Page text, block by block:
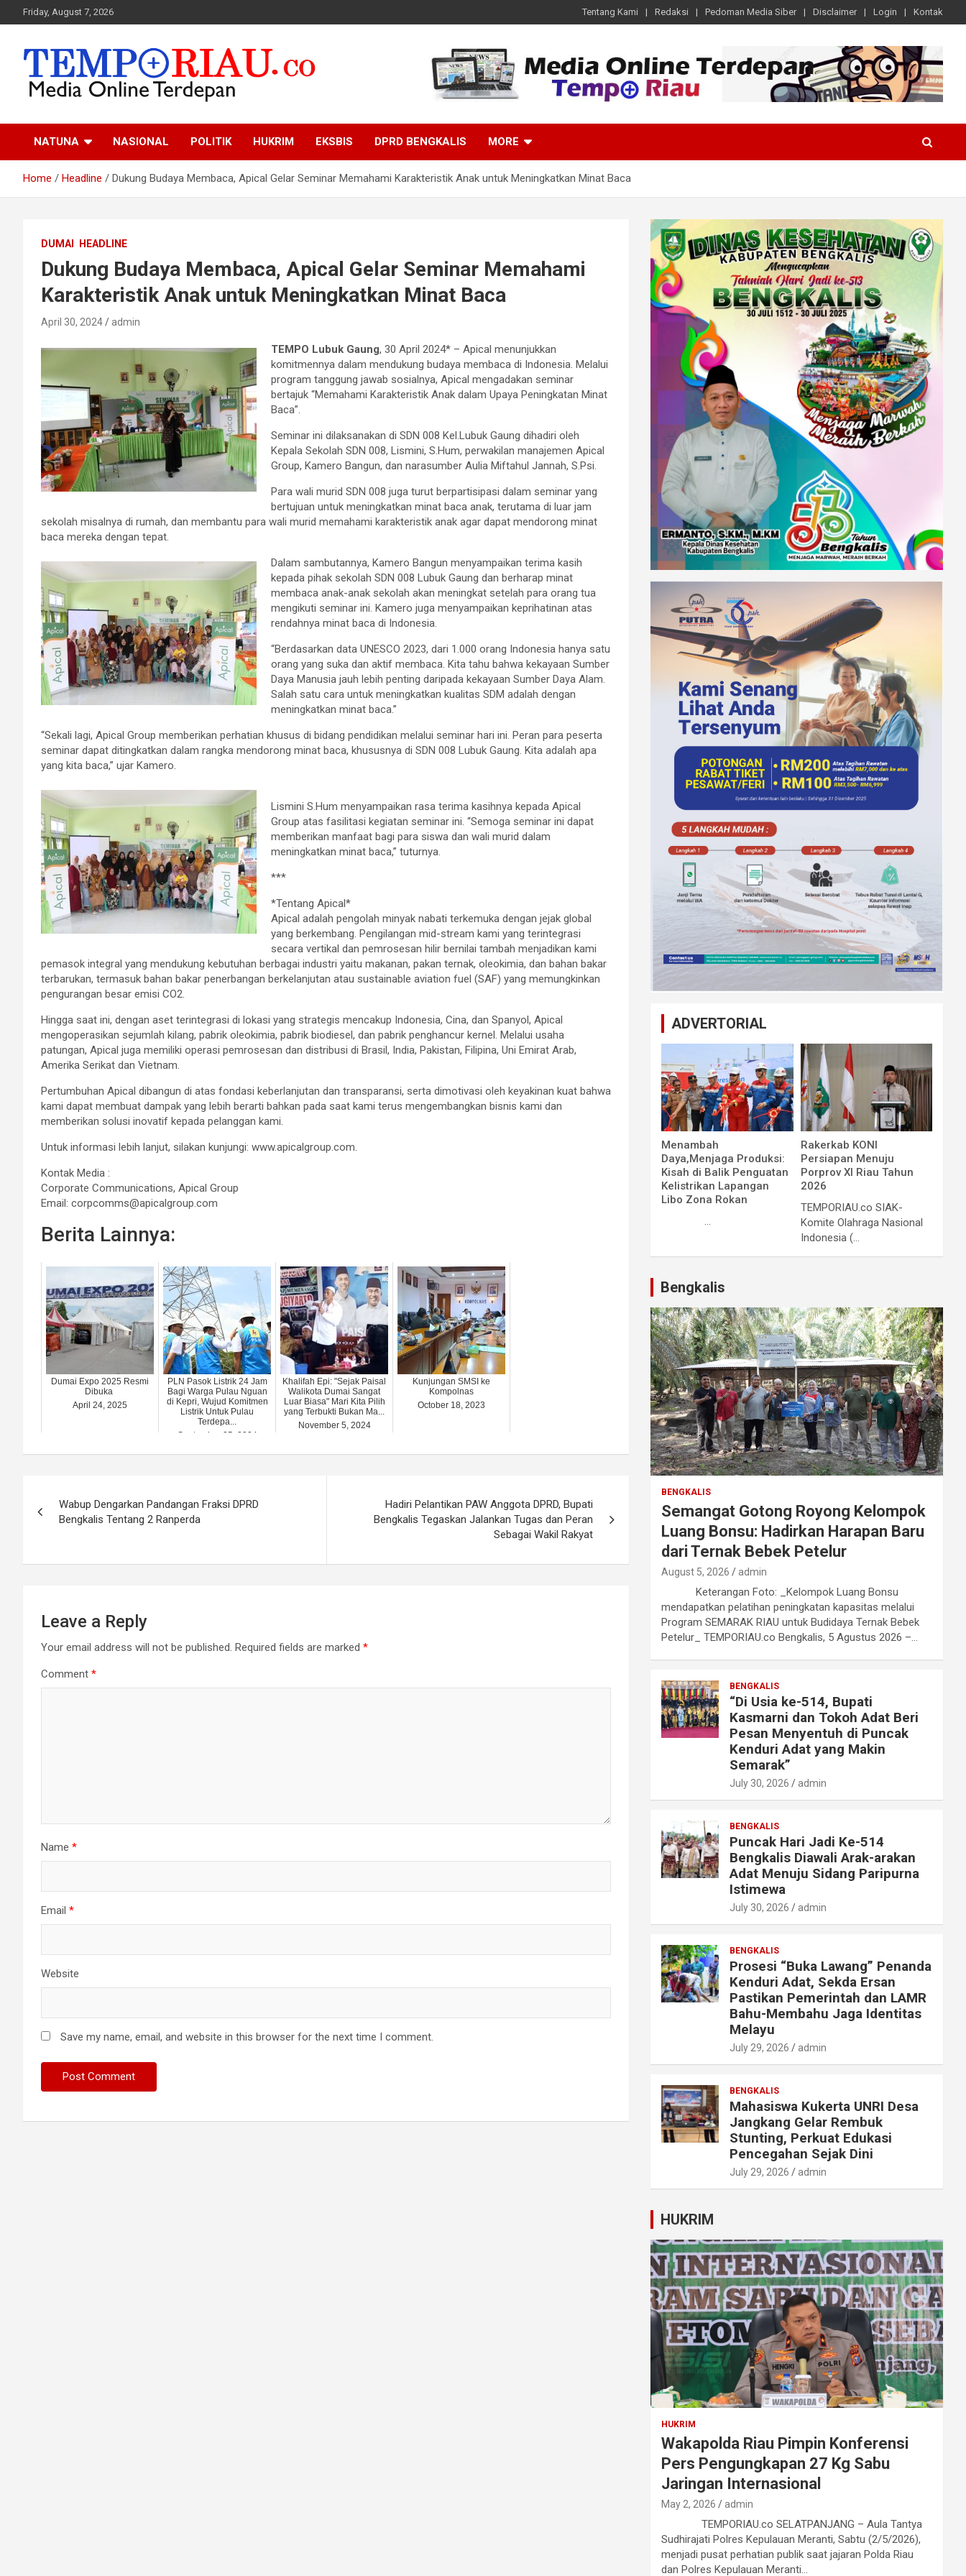
to
Friday, August 7, 2026 Tentang Kami Redaksi Pedoman Media Siber Disclaimer Login Kontak
Tempo Riau
NATUNA NASIONAL POLITIK HUKRIM EKSBIS DPRD BENGKALIS MORE
Home Headline Dukung Budaya Membaca, Apical Gelar Seminar Memahami Karakteristik Anak untuk Meningkatkan Minat Baca
DUMAI HEADLINE
Dukung Budaya Membaca, Apical Gelar Seminar Memahami
Karakteristik Anak untuk Meningkatkan Minat Baca
April 30, 2024 admin
TEMPO Lubuk Gaung, 30 April 2024* – Apical menunjukkan
komitmennya dalam mendukung budaya membaca di Indonesia. Melalui
program tanggung jawab sosialnya, Apical mengadakan seminar
bertajuk “Memahami Karakteristik Anak dalam Upaya Peningkatan Minat
Baca”.
Seminar ini dilaksanakan di SDN 008 Kel.Lubuk Gaung dihadiri oleh
Kepala Sekolah SDN 008, Lismini, S.Hum, perwakilan manajemen Apical
Group, Kamero Bangun, dan narasumber Aulia Miftahul Jannah, S.Psi.
Para wali murid SDN 008 juga turut berpartisipasi dalam seminar yang
bertujuan untuk meningkatkan minat baca anak, terutama di luar jam
sekolah misalnya di rumah, dan membantu para wali murid memahami karakteristik anak agar dapat mendorong minat
baca mereka dengan tepat.
Dalam sambutannya, Kamero Bangun menyampaikan terima kasih
kepada pihak sekolah SDN 008 Lubuk Gaung dan berharap minat
membaca anak-anak sekolah akan meningkat setelah para orang tua
mengikuti seminar ini. Kamero juga menyampaikan keprihatinan atas
rendahnya minat baca di Indonesia.
“Berdasarkan data UNESCO 2023, dari 1.000 orang Indonesia hanya satu
orang yang suka dan aktif membaca. Kita tahu bahwa kekayaan Sumber
Daya Manusia jauh lebih penting daripada kekayaan Sumber Daya Alam.
Salah satu cara untuk meningkatkan kualitas SDM adalah dengan
meningkatkan minat baca.”
“Sekali lagi, Apical Group memberikan perhatian khusus di bidang pendidikan melalui seminar hari ini. Peran para peserta
seminar dapat ditingkatkan dalam rangka mendorong minat baca, khususnya di SDN 008 Lubuk Gaung. Kita adalah apa
yang kita baca,” ujar Kamero.
Lismini S.Hum menyampaikan rasa terima kasihnya kepada Apical
Group atas fasilitasi kegiatan seminar ini. “Semoga seminar ini dapat
memberikan manfaat bagi para siswa dan wali murid dalam
meningkatkan minat baca,” tuturnya.
***
*Tentang Apical*
Apical adalah pengolah minyak nabati terkemuka dengan jejak global
yang berkembang. Pengilangan mid-stream kami yang terintegrasi
secara vertikal dan pemrosesan hilir bernilai tambah menjadikan kami
pemasok integral yang mendukung kebutuhan berbagai industri yaitu makanan, pakan ternak, oleokimia, dan bahan bakar
terbarukan, termasuk bahan bakar penerbangan berkelanjutan atau sustainable aviation fuel (SAF) yang memungkinkan
pengurangan besar emisi CO2.
Hingga saat ini, dengan aset terintegrasi di lokasi yang strategis mencakup Indonesia, Cina, dan Spanyol, Apical
mengoperasikan sejumlah kilang, pabrik oleokimia, pabrik biodiesel, dan pabrik penghancur kernel. Melalui usaha
patungan, Apical juga memiliki operasi pemrosesan dan distribusi di Brasil, India, Pakistan, Filipina, Uni Emirat Arab,
Amerika Serikat dan Vietnam.
Pertumbuhan Apical dibangun di atas fondasi keberlanjutan dan transparansi, serta dimotivasi oleh keyakinan kuat bahwa
kami dapat membuat dampak yang lebih berarti bahkan pada saat kami terus mengembangkan bisnis kami dan
memberikan solusi inovatif kepada pelanggan kami.
Untuk informasi lebih lanjut, silakan kunjungi: www.apicalgroup.com.
Kontak Media :
Corporate Communications, Apical Group
Email: corpcomms@apicalgroup.com
Berita Lainnya:
Dumai Expo 2025 Resmi
Dibuka
April 24, 2025
PLN Pasok Listrik 24 Jam
Bagi Warga Pulau Nguan
di Kepri, Wujud Komitmen
Listrik Untuk Pulau
Terdepa...
September 25, 2024
Khalifah Epi: "Sejak Paisal
Walikota Dumai Sangat
Luar Biasa" Mari Kita Pilih
yang Terbukti Bukan Ma...
November 5, 2024
Kunjungan SMSI ke
Kompolnas
October 18, 2023
navigation
Wabup Dengarkan Pandangan Fraksi DPRD
Bengkalis Tentang 2 Ranperda
Hadiri Pelantikan PAW Anggota DPRD, Bupati
Bengkalis Tegaskan Jalankan Tugas dan Peran
Sebagai Wakil Rakyat
Leave a Reply
Your email address will not be published. Required fields are marked *
Comment *
Name *
Email *
Website
Save my name, email, and website in this browser for the next time I comment.
ADVERTORIAL
Menambah
Daya,Menjaga Produksi:
Kisah di Balik Penguatan
Kelistrikan Lapangan
Libo Zona Rokan
...
Rakerkab KONI
Persiapan Menuju
Porprov XI Riau Tahun
2026
TEMPORIAU.co SIAK-
Komite Olahraga Nasional
Indonesia (...
Bengkalis
BENGKALIS
Semangat Gotong Royong Kelompok
Luang Bonsu: Hadirkan Harapan Baru
dari Ternak Bebek Petelur
August 5, 2026 admin
Keterangan Foto: _Kelompok Luang Bonsu
mendapatkan pelatihan peningkatan kapasitas melalui
Program SEMARAK RIAU untuk Budidaya Ternak Bebek
Petelur_ TEMPORIAU.co Bengkalis, 5 Agustus 2026 –…
BENGKALIS
“Di Usia ke-514, Bupati
Kasmarni dan Tokoh Adat Beri
Pesan Menyentuh di Puncak
Kenduri Adat yang Makin
Semarak”
July 30, 2026 admin
BENGKALIS
Puncak Hari Jadi Ke-514
Bengkalis Diawali Arak-arakan
Adat Menuju Sidang Paripurna
Istimewa
July 30, 2026 admin
BENGKALIS
Prosesi “Buka Lawang” Penanda
Kenduri Adat, Sekda Ersan
Pastikan Pemerintah dan LAMR
Bahu-Membahu Jaga Identitas
Melayu
July 29, 2026 admin
BENGKALIS
Mahasiswa Kukerta UNRI Desa
Jangkang Gelar Rembuk
Stunting, Perkuat Edukasi
Pencegahan Sejak Dini
July 29, 2026 admin
HUKRIM
HUKRIM
Wakapolda Riau Pimpin Konferensi
Pers Pengungkapan 27 Kg Sabu
Jaringan Internasional
May 2, 2026 admin
TEMPORIAU.co SELATPANJANG – Aula Tantya
Sudhirajati Polres Kepulauan Meranti, Sabtu (2/5/2026),
menjadi pusat perhatian publik saat jajaran Polda Riau
dan Polres Kepulauan Meranti…